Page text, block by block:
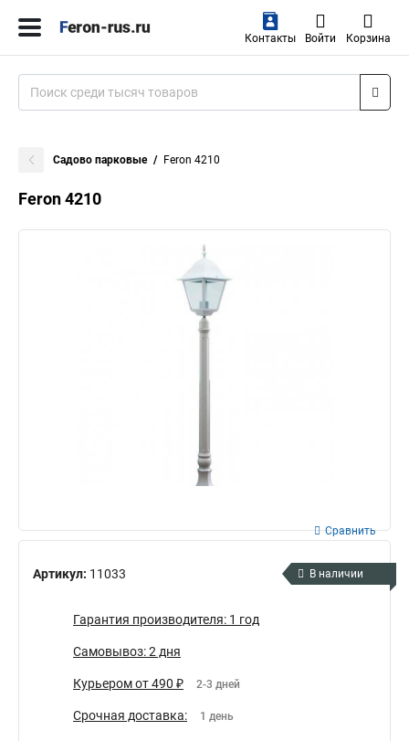
Контакты Войти Корзина
Садово парковые Feron 4210
Feron 4210
Артикул: 11033
Сравнить
В наличии
Гарантия производителя: 1 год
Самовывоз: 2 дня
Курьером от 490 ₽ 2-3 дней
Срочная доставка: 1 день